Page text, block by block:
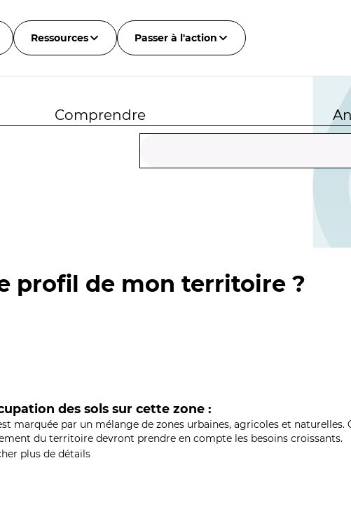
Ressources Passer à l'action
Comprendre
profil de mon territoire ?
des sols sur cette zone :
marquée par un mélange de zones urbaines, agricoles et naturelles.
du territoire devront prendre en compte les besoins croissants.
plus de détails